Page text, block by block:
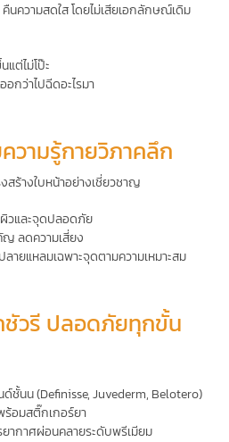
นความสดใส โดยไม่เสียเอกลักษณ์เดิม
แต่ไม่โป๊ะ
อกว่าไปฉีดอะไรมา
วามรู้กายวิภาคลึก
สร้างใบหน้าอย่างเชี่ยวชาญ
วและจุดปลอดภัย
ญ ลดความเสี่ยง
ลายแหลมเฉพาะจุดตามความเหมาะสม
วรี ปลอดภัยทุกขั้น
ชั้นน (Definisse, Juvederm, Belotero)
ร้อมสติ๊กเกอร์ยา
ากาศผ่อนคลายระดับพรีเมียม